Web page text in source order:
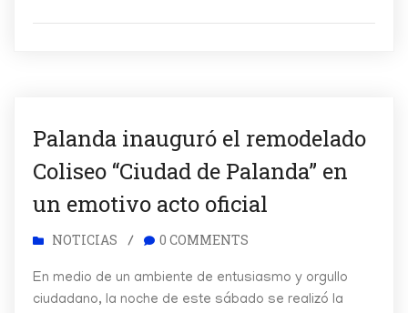
Palanda inauguró el remodelado
Coliseo “Ciudad de Palanda” en
un emotivo acto oficial
NOTICIAS / 0 COMMENTS
En medio de un ambiente de entusiasmo y orgullo
ciudadano, la noche de este sábado se realizó la